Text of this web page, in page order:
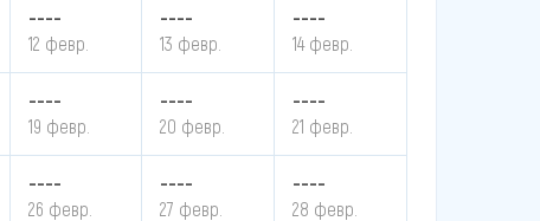
----
12 февр.
----
13 февр.
----
14 февр.
----
19 февр.
----
20 февр.
----
21 февр.
----
26 февр.
----
27 февр.
----
28 февр.